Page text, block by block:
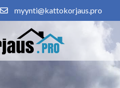
myynti@kattokorjaus.pro